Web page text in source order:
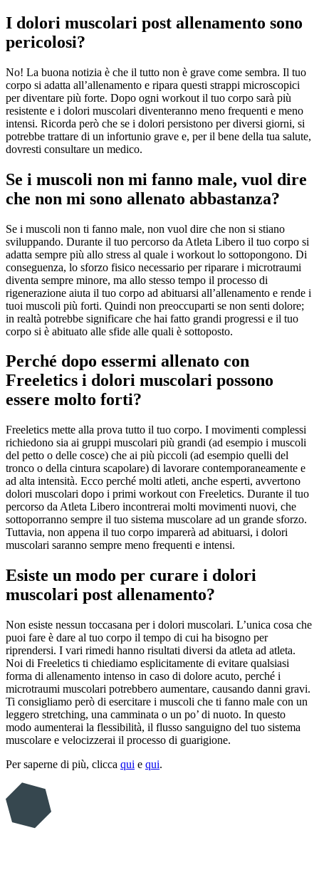
I dolori muscolari post allenamento sono
pericolosi?
No! La buona notizia è che il tutto non è grave come sembra. Il tuo
corpo si adatta all’allenamento e ripara questi strappi microscopici
per diventare più forte. Dopo ogni workout il tuo corpo sarà più
resistente e i dolori muscolari diventeranno meno frequenti e meno
intensi. Ricorda però che se i dolori persistono per diversi giorni, si
potrebbe trattare di un infortunio grave e, per il bene della tua salute,
dovresti consultare un medico.
Se i muscoli non mi fanno male, vuol dire
che non mi sono allenato abbastanza?
Se i muscoli non ti fanno male, non vuol dire che non si stiano
sviluppando. Durante il tuo percorso da Atleta Libero il tuo corpo si
adatta sempre più allo stress al quale i workout lo sottopongono. Di
conseguenza, lo sforzo fisico necessario per riparare i microtraumi
diventa sempre minore, ma allo stesso tempo il processo di
rigenerazione aiuta il tuo corpo ad abituarsi all’allenamento e rende i
tuoi muscoli più forti. Quindi non preoccuparti se non senti dolore;
in realtà potrebbe significare che hai fatto grandi progressi e il tuo
corpo si è abituato alle sfide alle quali è sottoposto.
Perché dopo essermi allenato con
Freeletics i dolori muscolari possono
essere molto forti?
Freeletics mette alla prova tutto il tuo corpo. I movimenti complessi
richiedono sia ai gruppi muscolari più grandi (ad esempio i muscoli
del petto o delle cosce) che ai più piccoli (ad esempio quelli del
tronco o della cintura scapolare) di lavorare contemporaneamente e
ad alta intensità. Ecco perché molti atleti, anche esperti, avvertono
dolori muscolari dopo i primi workout con Freeletics. Durante il tuo
percorso da Atleta Libero incontrerai molti movimenti nuovi, che
sottoporranno sempre il tuo sistema muscolare ad un grande sforzo.
Tuttavia, non appena il tuo corpo imparerà ad abituarsi, i dolori
muscolari saranno sempre meno frequenti e intensi.
Esiste un modo per curare i dolori
muscolari post allenamento?
Non esiste nessun toccasana per i dolori muscolari. L’unica cosa che
puoi fare è dare al tuo corpo il tempo di cui ha bisogno per
riprendersi. I vari rimedi hanno risultati diversi da atleta ad atleta.
Noi di Freeletics ti chiediamo esplicitamente di evitare qualsiasi
forma di allenamento intenso in caso di dolore acuto, perché i
microtraumi muscolari potrebbero aumentare, causando danni gravi.
Ti consigliamo però di esercitare i muscoli che ti fanno male con un
leggero stretching, una camminata o un po’ di nuoto. In questo
modo aumenterai la flessibilità, il flusso sanguigno del tuo sistema
muscolare e velocizzerai il processo di guarigione.
Per saperne di più, clicca qui e qui.